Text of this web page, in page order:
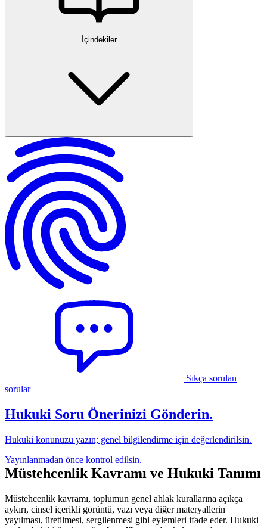
İçindekiler
Müstehcenlik Kavramı ve Hukuki Tanımı
TCK 226 ve Yasal Dayanak
Toplumda Ahlak ve Kamu Düzeni Açısından Müstehcenlik
Maddi Unsur
Manevi Unsur
Hukuka Aykırılık
Fail ve Mağdur
Müstehcenlik Suçu Türleri
Müstehcenliğin Sayıldığı Davranışlar
Hapis Cezası
Soruşturma ve Kovuşturma Süreci
Müstehcenlik Suçunda Zamanaşımı ve Şikayet Süresi
Örnek Yargıtay Kararları
Davalarda Beraat ve Mahkumiyet Kriterleri
Savunmanın Önemi
Hatalı Tespitler ve Hak Kayıpları
Eğitim ve Bilinçlendirme
Dijital Güvenlik ve Koruma Önlemleri
Sıkça Sorulan Sorular
Sıkça sorulan
sorular
Hukuki Soru Önerinizi Gönderin.
Hukuki konunuzu yazın; genel bilgilendirme için değerlendirilsin.
Yayınlanmadan önce kontrol edilsin.
Müstehcenlik Kavramı ve Hukuki Tanımı
Müstehcenlik kavramı, toplumun genel ahlak kurallarına açıkça
aykırı, cinsel içerikli görüntü, yazı veya diğer materyallerin
yayılması, üretilmesi, sergilenmesi gibi eylemleri ifade eder. Hukuki